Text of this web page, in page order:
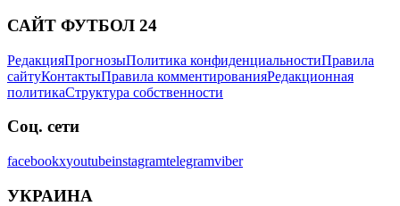
САЙТ ФУТБОЛ 24
РедакцияПрогнозыПолитика конфиденциальностиПравила
сайтуКонтактыПравила комментированияРедакционная
политикаСтруктура собственности
Соц. сети
facebookxyoutubeinstagramtelegramviber
УКРАИНА